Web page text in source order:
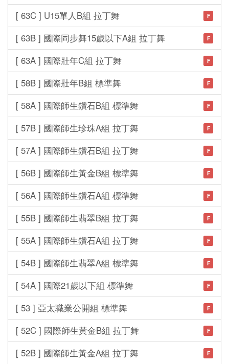
[ 63C ] U15單人B組 拉丁舞 F
[ 63B ] 國際同步舞15歲以下A組 拉丁舞 F
[ 63A ] 國際壯年C組 拉丁舞 F
[ 58B ] 國際壯年B組 標準舞 F
[ 58A ] 國際師生鑽石B組 標準舞 F
[ 57B ] 國際師生珍珠A組 拉丁舞 F
[ 57A ] 國際師生鑽石B組 拉丁舞 F
[ 56B ] 國際師生黃金B組 標準舞 F
[ 56A ] 國際師生鑽石A組 標準舞 F
[ 55B ] 國際師生翡翠B組 拉丁舞 F
[ 55A ] 國際師生鑽石A組 拉丁舞 F
[ 54B ] 國際師生翡翠A組 標準舞 F
[ 54A ] 國際21歲以下組 標準舞 F
[ 53 ] 亞太職業公開組 標準舞 F
[ 52C ] 國際師生黃金B組 拉丁舞 F
[ 52B ] 國際師生黃金A組 拉丁舞 F